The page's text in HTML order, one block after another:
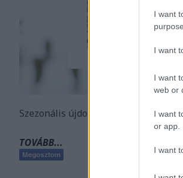
I want
I want
I want
web or
I want
or app.
I want
Szezonális újdonságok az Yves
TOVÁBB...